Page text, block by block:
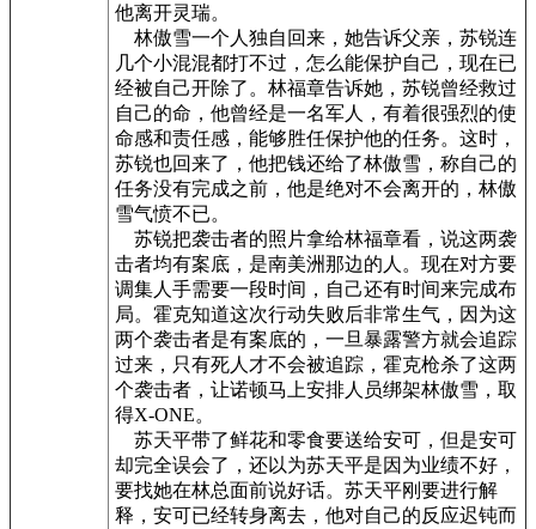
他离开灵瑞。
林傲雪一个人独自回来，她告诉父亲，苏锐连
几个小混混都打不过，怎么能保护自己，现在已
经被自己开除了。林福章告诉她，苏锐曾经救过
自己的命，他曾经是一名军人，有着很强烈的使
命感和责任感，能够胜任保护他的任务。这时，
苏锐也回来了，他把钱还给了林傲雪，称自己的
任务没有完成之前，他是绝对不会离开的，林傲
雪气愤不已。
苏锐把袭击者的照片拿给林福章看，说这两袭
击者均有案底，是南美洲那边的人。现在对方要
调集人手需要一段时间，自己还有时间来完成布
局。霍克知道这次行动失败后非常生气，因为这
两个袭击者是有案底的，一旦暴露警方就会追踪
过来，只有死人才不会被追踪，霍克枪杀了这两
个袭击者，让诺顿马上安排人员绑架林傲雪，取
得X-ONE。
苏天平带了鲜花和零食要送给安可，但是安可
却完全误会了，还以为苏天平是因为业绩不好，
要找她在林总面前说好话。苏天平刚要进行解
释，安可已经转身离去，他对自己的反应迟钝而